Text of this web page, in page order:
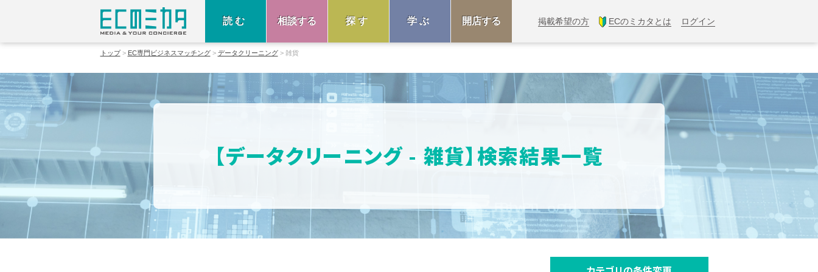
読む 相談する 探す 学ぶ 開店する 掲載希望の方 ECのミカタとは ログイン
トップ EC専門ビジネスマッチング データクリーニング 雑貨
【データクリーニング - 雑貨】検索結果一覧